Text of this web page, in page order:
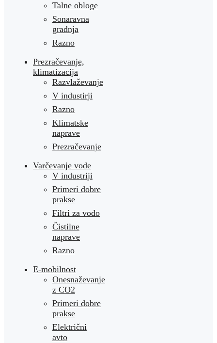
Talne obloge
Sonaravna
gradnja
Razno
Prezračevanje,
klimatizacija
Razvlaževanje
V industirji
Razno
Klimatske
naprave
Prezračevanje
Varčevanje vode
V industriji
Primeri dobre
prakse
Filtri za vodo
Čistilne
naprave
Razno
E-mobilnost
Onesnaževanje
z CO2
Primeri dobre
prakse
Električni
avto